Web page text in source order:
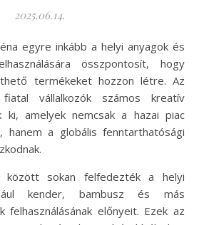
2025.06.14.
összpontosít, hogy
termékeket hozzon létre. Az
vállalkozók számos kreatív
ki, amelyek nemcsak a hazai piac
hanem a globális fenntarthatósági
között sokan felfedezték a helyi
kender, bambusz és más
felhasználásának előnyeit. Ezek az